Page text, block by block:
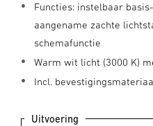
Functies: instelbaar
aangename zachte
schemafunctie
Warm wit licht (3000 K)
Incl.
Uitvoering